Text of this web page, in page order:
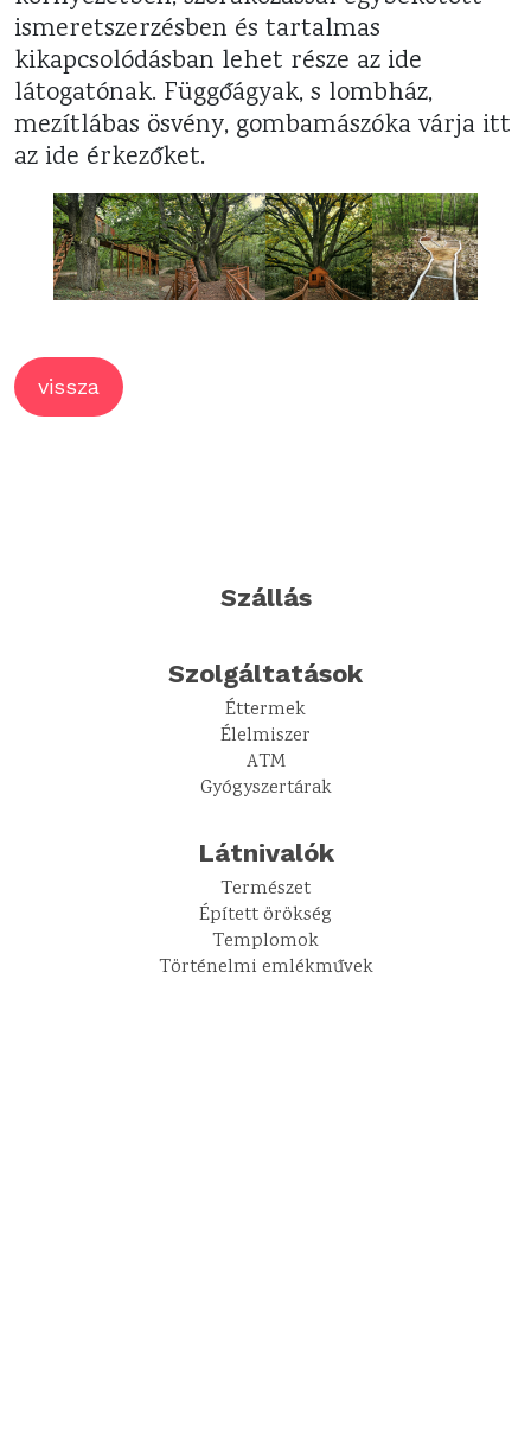
ismeretszerzésben és tartalmas
kikapcsolódásban lehet része az ide
látogatónak. Függőágyak, s lombház,
mezítlábas ösvény, gombamászóka várja itt
az ide érkezőket.
vissza
Szállás
Szolgáltatások
Éttermek
Élelmiszer
ATM
Gyógyszertárak
Látnivalók
Természet
Épített örökség
Templomok
Történelmi emlékművek